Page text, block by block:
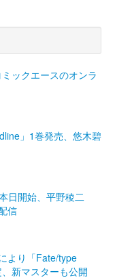
ックエースのオンラ
」1巻発売、悠木碧
日開始、平野稜二
信
より「Fate/type
新マスターも公開